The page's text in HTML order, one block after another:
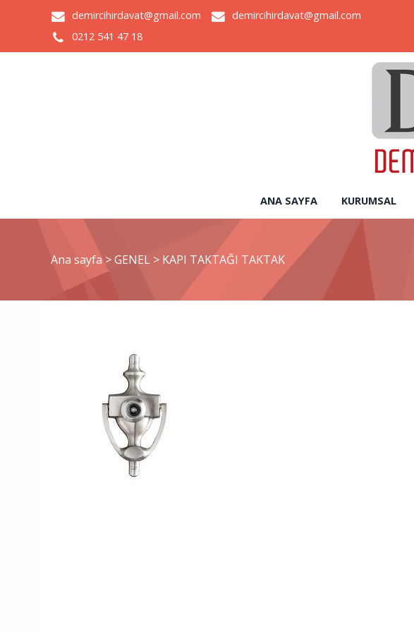
demircihirdavat@gmail.com
demircihirdavat@gmail.com
0212 541 47 18
ANA SAYFA KURUMSAL
Ana sayfa >GENEL > KAPI TAKTAĞI TAKTAK